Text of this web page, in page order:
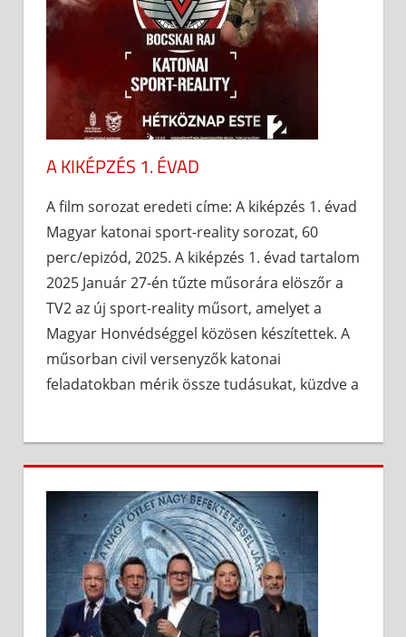
A KIKÉPZÉS 1. ÉVAD
A film sorozat eredeti címe: A kiképzés 1. évad
Magyar katonai sport-reality sorozat, 60
perc/epizód, 2025. A kiképzés 1. évad tartalom
2025 Január 27-én tűzte műsorára elöszőr a
TV2 az új sport-reality műsort, amelyet a
Magyar Honvédséggel közösen készítettek. A
műsorban civil versenyzők katonai
feladatokban mérik össze tudásukat, küzdve a